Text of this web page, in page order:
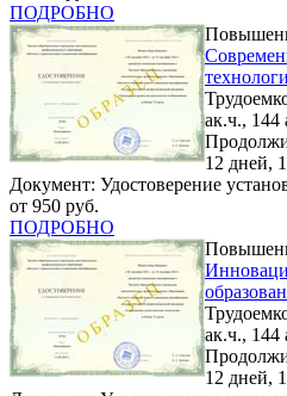
ПОДРОБНО
ак.ч., 144
12 дней,
Документ: Удостоверение
от 950 руб.
ПОДРОБНО
ак.ч., 144
12 дней,